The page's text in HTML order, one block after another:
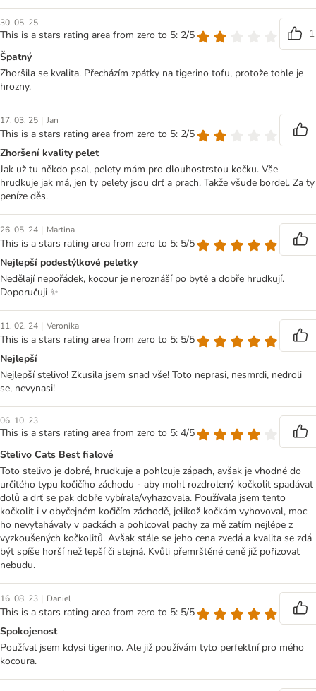
30. 05. 25
This is a stars rating area from zero to 5: 2/5
1
Špatný
Zhoršila se kvalita. Přecházím zpátky na tigerino tofu, protože tohle je
hrozny.
17. 03. 25 | Jan
This is a stars rating area from zero to 5: 2/5
Zhoršení kvality pelet
Jak už tu někdo psal, pelety mám pro dlouhostrstou kočku. Vše
hrudkuje jak má, jen ty pelety jsou drť a prach. Takže všude bordel. Za ty
peníze děs.
26. 05. 24 | Martina
This is a stars rating area from zero to 5: 5/5
Nejlepší podestýlkové peletky
Nedělají nepořádek, kocour je neroznáší po bytě a dobře hrudkují.
Doporučuji ✨
11. 02. 24 | Veronika
This is a stars rating area from zero to 5: 5/5
Nejlepší
Nejlepší stelivo! Zkusila jsem snad vše! Toto neprasi, nesmrdi, nedroli
se, nevynasi!
06. 10. 23
This is a stars rating area from zero to 5: 4/5
Stelivo Cats Best fialové
Toto stelivo je dobré, hrudkuje a pohlcuje zápach, avšak je vhodné do
určitého typu kočičího záchodu - aby mohl rozdrolený kočkolit spadávat
dolů a drť se pak dobře vybírala/vyhazovala. Používala jsem tento
kočkolit i v obyčejném kočičím záchodě, jelikož kočkám vyhovoval, moc
ho nevytahávaly v packách a pohlcoval pachy za mě zatím nejlépe z
vyzkoušených kočkolitů. Avšak stále se jeho cena zvedá a kvalita se zdá
být spíše horší než lepší či stejná. Kvůli přemrštěné ceně již pořizovat
nebudu.
16. 08. 23 | Daniel
This is a stars rating area from zero to 5: 5/5
Spokojenost
Používal jsem kdysi tigerino. Ale již používám tyto perfektní pro mého
kocoura.